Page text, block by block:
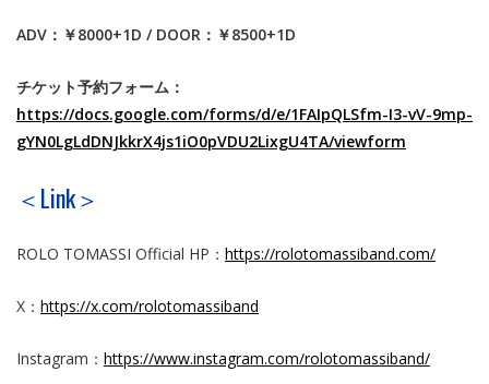
ADV：￥8000+1D / DOOR：￥8500+1D
チケット予約フォーム：
https://docs.google.com/forms/d/e/1FAIpQLSfm-I3-vV-9mp-
gYN0LgLdDNJkkrX4js1iO0pVDU2LixgU4TA/viewform
＜Link＞
ROLO TOMASSI Official HP： https://rolotomassiband.com/
X： https://x.com/rolotomassiband
Instagram： https://www.instagram.com/rolotomassiband/